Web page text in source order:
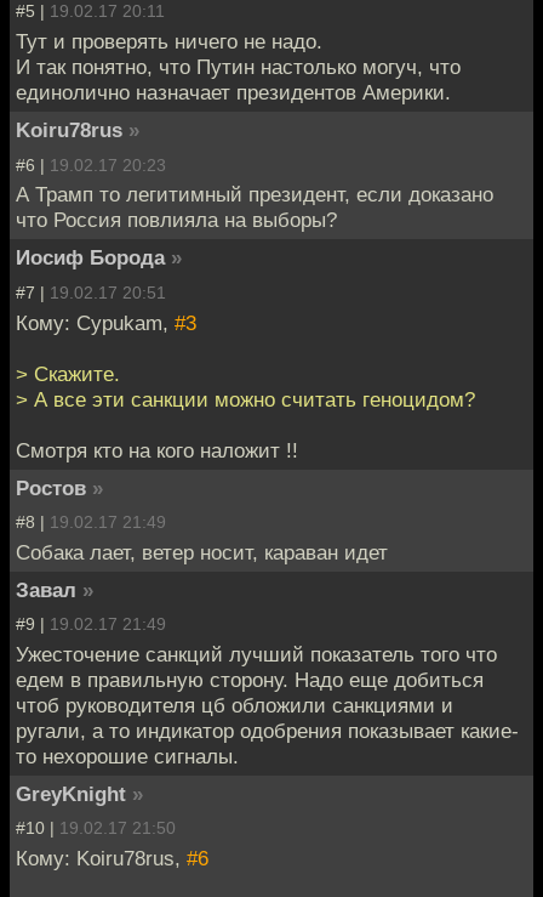
#5 | 19.02.17 20:11
Тут и проверять ничего не надо.
И так понятно, что Путин настолько могуч, что
единолично назначает президентов Америки.
Koiru78rus »
#6 | 19.02.17 20:23
А Трамп то легитимный президент, если доказано
что Россия повлияла на выборы?
Иосиф Борода »
#7 | 19.02.17 20:51
Кому: Cypukam, #3
> Скажите.
> А все эти санкции можно считать геноцидом?
Смотря кто на кого наложит !!
Ростов »
#8 | 19.02.17 21:49
Собака лает, ветер носит, караван идет
Завал »
#9 | 19.02.17 21:49
Ужесточение санкций лучший показатель того что
едем в правильную сторону. Надо еще добиться
чтоб руководителя цб обложили санкциями и
ругали, а то индикатор одобрения показывает какие-
то нехорошие сигналы.
GreyKnight »
#10 | 19.02.17 21:50
Кому: Koiru78rus, #6